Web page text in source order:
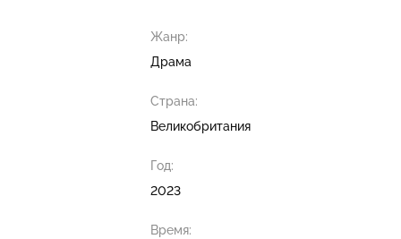
Жанр:
Драма
Страна:
Великобритания
Год:
2023
Время: